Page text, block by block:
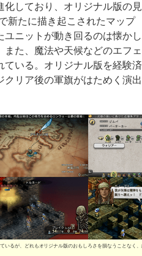
しており、オリジナル版の見
新たに描き起こされたマップ
ユニットが動き回るのは懐かし
た、魔法や天候などのエフェ
ている。オリジナル版を経験済
リア後の軍旗がはためく演出
いるが、どれもオリジナル版のおもしろさを損なうことなく